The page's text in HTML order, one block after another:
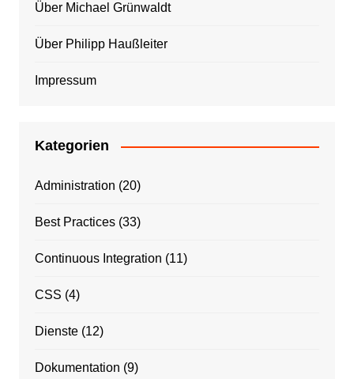
Über Michael Grünwaldt
Über Philipp Haußleiter
Impressum
Kategorien
Administration (20)
Best Practices(33)
Continuous Integration (11)
CSS (4)
Dienste(12)
Dokumentation (9)